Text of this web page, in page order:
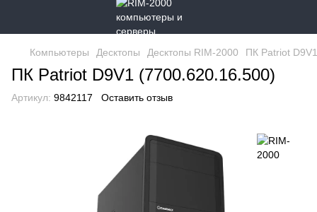
Компьютеры Десктопы Десктопы RIM-2000 ПК Patriot
ПК Patriot D9V1 (7700.620.16.500)
Артикул: 9842117 Оставить отзыв